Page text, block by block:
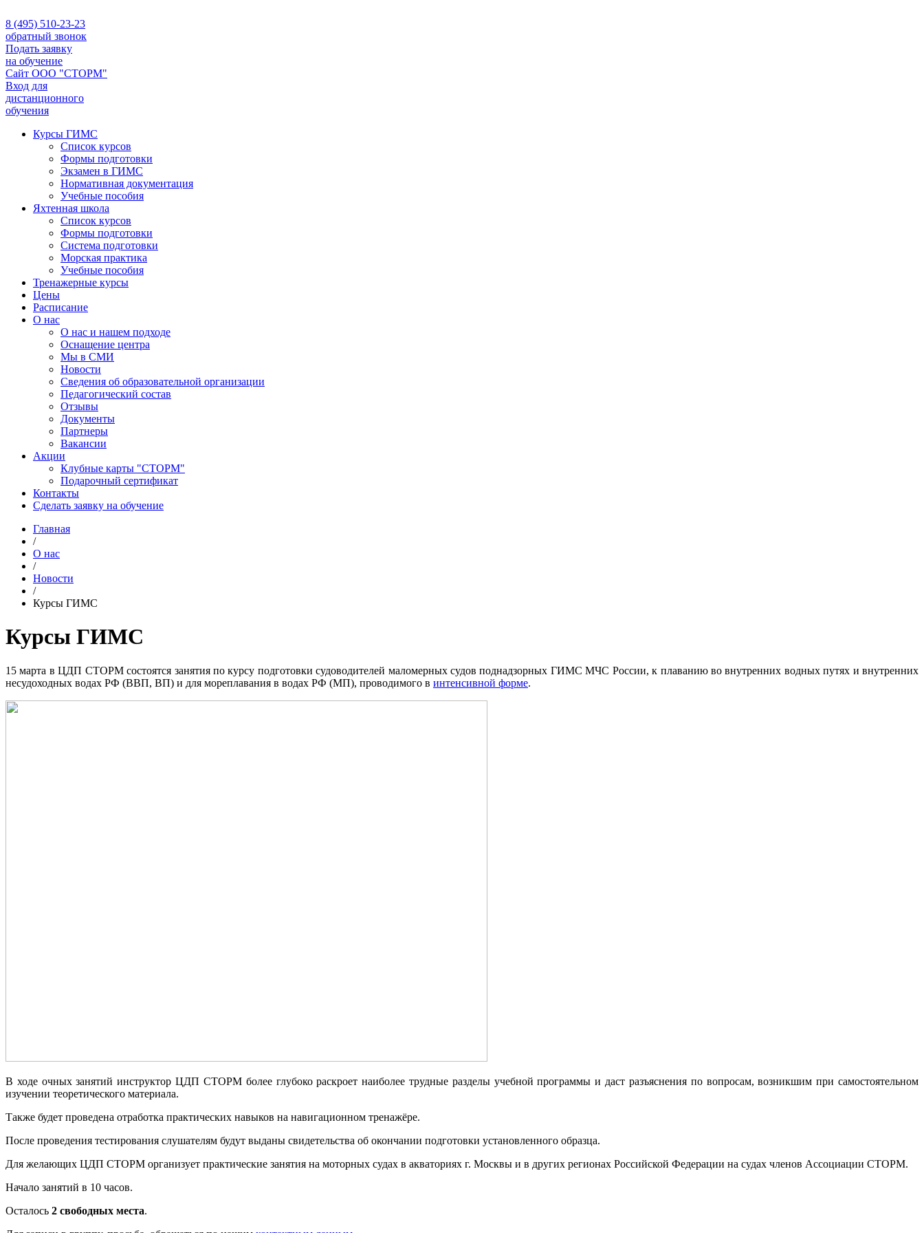
8 (495) 510-23-23
обратный звонок
Подать заявку
на обучение
Сайт ООО "СТОРМ"
Вход для
дистанционного
обучения
Курсы ГИМС
Список курсов
Формы подготовки
Экзамен в ГИМС
Нормативная документация
Учебные пособия
Яхтенная школа
Список курсов
Формы подготовки
Cистема подготовки
Морская практика
Учебные пособия
Тренажерные курсы
Цены
Расписание
О нас
О нас и нашем подходе
Оснащение центра
Мы в СМИ
Новости
Сведения об образовательной организации
Педагогический состав
Отзывы
Документы
Партнеры
Вакансии
Акции
Клубные карты "СТОРМ"
Подарочный сертификат
Контакты
Сделать заявку на обучение
Главная
/
О нас
/
Новости
/
Курсы ГИМС
Курсы ГИМС
15 марта в ЦДП СТОРМ состоятся занятия по курсу подготовки судоводителей маломерных судов поднадзорных ГИМС МЧС России, к плаванию во внутренних водных путях и внутренних
несудоходных водах РФ (ВВП, ВП) и для мореплавания в водах РФ (МП), проводимого в интенсивной форме.
В ходе очных занятий инструктор ЦДП СТОРМ более глубоко раскроет наиболее трудные разделы учебной программы и даст разъяснения по вопросам, возникшим при самостоятельном
изучении теоретического материала.
Также будет проведена отработка практических навыков на навигационном тренажёре.
После проведения тестирования слушателям будут выданы свидетельства об окончании подготовки установленного образца.
Для желающих ЦДП СТОРМ организует практические занятия на моторных судах в акваториях г. Москвы и в других регионах Российской Федерации на судах членов Ассоциации СТОРМ.
Начало занятий в 10 часов.
Осталось 2 свободных места.